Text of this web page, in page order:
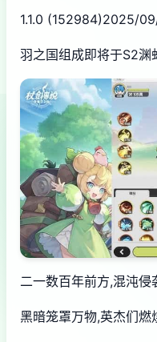
1.1.0 (152984)2025/
羽之国组成即将于S2渊
二一数百年前方,混沌侵
黑暗笼罩万物,英杰们燃